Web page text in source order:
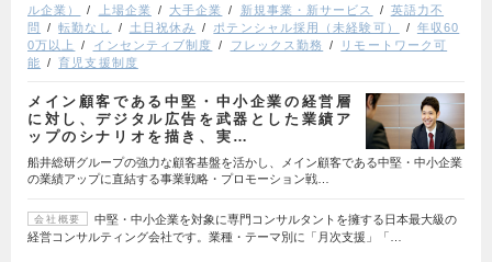
ル企業）
上場企業 大手企業 新規事業・新サービス
英語力不
問
転勤なし 土日祝休み ポテンシャル採用（未経験可）
年収60
0万以上
インセンティブ制度 フレックス勤務
リモートワーク可
能
育児支援制度
メイン顧客である中堅・中小企業の経営層
に対し、デジタル広告を武器とした業績ア
ップのシナリオを描き、実…
船井総研グループの強力な顧客基盤を活かし、メイン顧客である中堅・中小企業
の業績アップに直結する事業戦略・プロモーション戦…
会社概要
中堅・中小企業を対象に専門コンサルタントを擁する日本最大級の
経営コンサルティング会社です。業種・テーマ別に「月次支援」「…